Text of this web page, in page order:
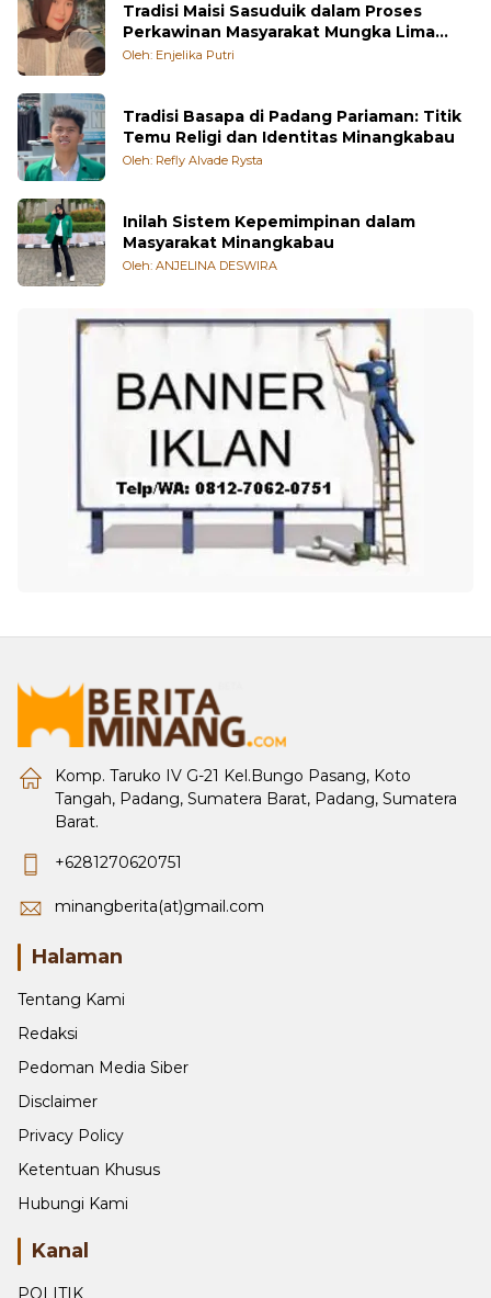
Tradisi Maisi Sasuduik dalam Proses
Perkawinan Masyarakat Mungka Lima
Puluh Kota
Oleh: Enjelika Putri
Tradisi Basapa di Padang Pariaman: Titik
Temu Religi dan Identitas Minangkabau
Oleh: Refly Alvade Rysta
Inilah Sistem Kepemimpinan dalam
Masyarakat Minangkabau
Oleh: ANJELINA DESWIRA
Komp. Taruko IV G-21 Kel.Bungo Pasang, Koto
Tangah, Padang, Sumatera Barat, Padang, Sumatera
Barat.
+6281270620751
minangberita(at)gmail.com
Halaman
Tentang Kami
Redaksi
Pedoman Media Siber
Disclaimer
Privacy Policy
Ketentuan Khusus
Hubungi Kami
Kanal
POLITIK